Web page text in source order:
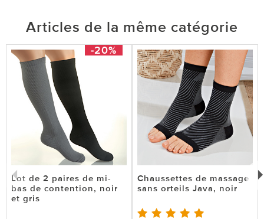
et elles ont un bon maintient.
8 sur 8 ont trouvé cette évaluation utile.
utile pas utile
le 12.08.2018sur landreau de THOUARE SUR LOIRE
jambieres
Articles de la même catégorie
-20%
Lot de 2 paires de mi-
bas de contention, noir
et gris
Chaussettes de massage
sans orteils Java, noir